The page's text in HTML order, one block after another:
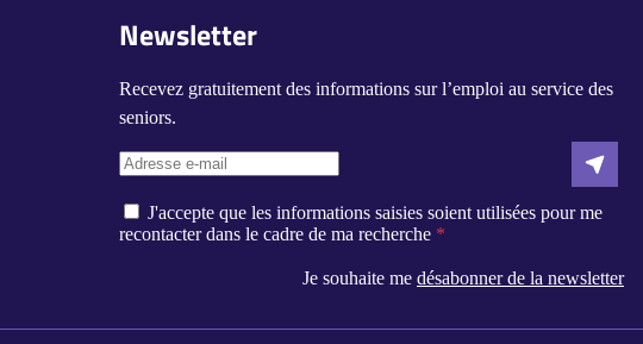
Newsletter
Recevez gratuitement des informations sur l’emploi au service des
seniors.
J'accepte que les informations saisies soient utilisées pour me
recontacter dans le cadre de ma recherche
Je souhaite medésabonner de la newsletter